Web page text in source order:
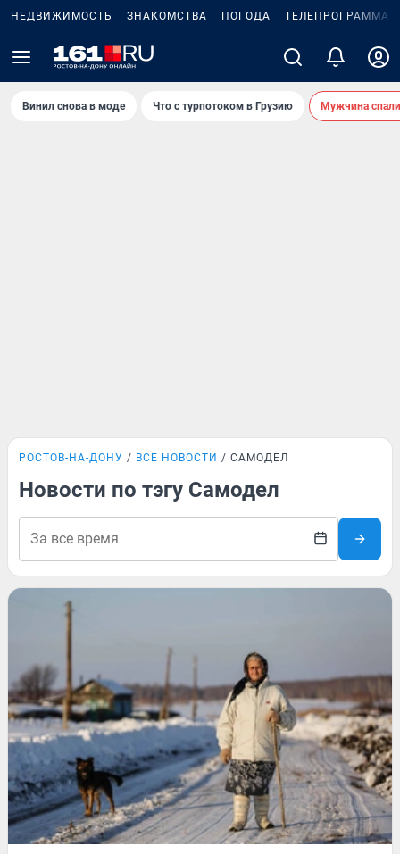
НЕДВИЖИМОСТЬ ЗНАКОМСТВА ПОГОДА ТЕЛЕПРОГРАММА
Винил снова в моде Что с турпотоком в Грузию Мужчина
РОСТОВ-НА-ДОНУ ВСЕ НОВОСТИ САМОДЕЛ
Новости по тэгу Самодел